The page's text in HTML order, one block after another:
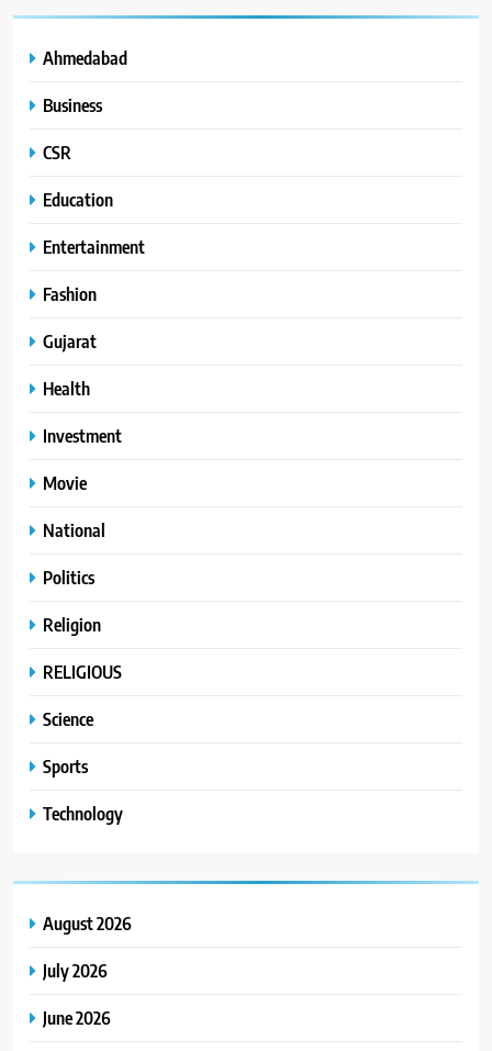
Ahmedabad
Business
CSR
Education
Entertainment
Fashion
Gujarat
Health
Investment
Movie
National
Politics
Religion
RELIGIOUS
Science
Sports
Technology
August 2026
July 2026
June 2026